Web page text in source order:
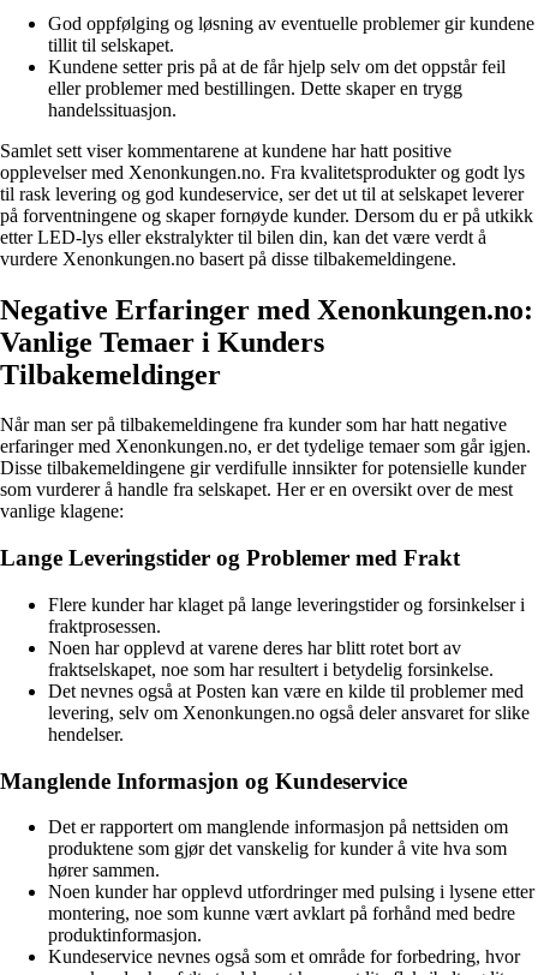
God oppfølging og løsning av eventuelle problemer gir kundene
tillit til selskapet.
Kundene setter pris på at de får hjelp selv om det oppstår feil
eller problemer med bestillingen. Dette skaper en trygg
handelssituasjon.
Samlet sett viser kommentarene at kundene har hatt positive
opplevelser med Xenonkungen.no. Fra kvalitetsprodukter og godt lys
til rask levering og god kundeservice, ser det ut til at selskapet leverer
på forventningene og skaper fornøyde kunder. Dersom du er på utkikk
etter LED-lys eller ekstralykter til bilen din, kan det være verdt å
vurdere Xenonkungen.no basert på disse tilbakemeldingene.
Negative Erfaringer med Xenonkungen.no:
Vanlige Temaer i Kunders
Tilbakemeldinger
Når man ser på tilbakemeldingene fra kunder som har hatt negative
erfaringer med Xenonkungen.no, er det tydelige temaer som går igjen.
Disse tilbakemeldingene gir verdifulle innsikter for potensielle kunder
som vurderer å handle fra selskapet. Her er en oversikt over de mest
vanlige klagene:
Lange Leveringstider og Problemer med Frakt
Flere kunder har klaget på lange leveringstider og forsinkelser i
fraktprosessen.
Noen har opplevd at varene deres har blitt rotet bort av
fraktselskapet, noe som har resultert i betydelig forsinkelse.
Det nevnes også at Posten kan være en kilde til problemer med
levering, selv om Xenonkungen.no også deler ansvaret for slike
hendelser.
Manglende Informasjon og Kundeservice
Det er rapportert om manglende informasjon på nettsiden om
produktene som gjør det vanskelig for kunder å vite hva som
hører sammen.
Noen kunder har opplevd utfordringer med pulsing i lysene etter
montering, noe som kunne vært avklart på forhånd med bedre
produktinformasjon.
Kundeservice nevnes også som et område for forbedring, hvor